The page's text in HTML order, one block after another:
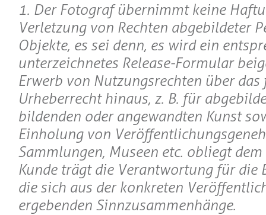
1. Der Fotograf übernimmt keine
Verletzung von Rechten abgebildeter
Objekte, es sei denn, es wird ein
unterzeichnetes Release-Formular
Erwerb von Nutzungsrechten über
Urheberrecht hinaus, z. B. für
bildenden oder angewandten Kunst
Einholung von
Sammlungen, Museen etc. obliegt dem
Kunde trägt die Verantwortung für die
die sich aus der konkreten
ergebenden Sinnzusammenhänge.